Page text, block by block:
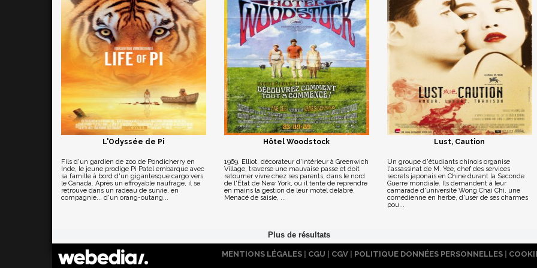
L'Odyssée de Pi
Fils d'un gardien de zoo de Pondicherry en
Inde, le jeune prodige Pi Patel embarque avec
sa famille à bord d'un gigantesque cargo vers
le Canada. Après un effroyable naufrage, il se
retrouve dans un radeau de survie, en
compagnie... d'un orang-outang...
Hôtel Woodstock
1969. Elliot, décorateur d'intérieur à Greenwich
Village, traverse une mauvaise passe et doit
retourner vivre chez ses parents, dans le nord
de l'État de New York, où il tente de reprendre
en mains la gestion de leur motel délabré.
Menacé de saisie, ...
Lust, Caution
Un groupe d'étudiants chinois organise
l'assassinat de M. Yee, chef des services
secrets japonais en Chine durant la Seconde
Guerre mondiale. Ils demandent à leur
camarade d'université Wong Chai Chi, une
comédienne en herbe, d'user de ses charmes
pou...
MENTIONS LÉGALES | CGU | CGV | POLITIQUE DONNÉES PERSONNELLES |